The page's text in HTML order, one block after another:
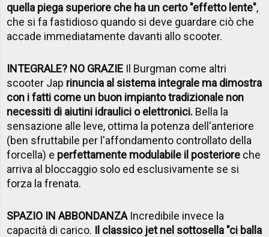
quella piega superiore che ha un certo "effetto lente",
che si fa fastidioso quando si deve guardare ciò che
accade immediatamente davanti allo scooter.
INTEGRALE? NO GRAZIE Il Burgman come altri
scooter Jap rinuncia al sistema integrale ma dimostra
con i fatti come un buon impianto tradizionale non
necessiti di aiutini idraulici o elettronici. Bella la
sensazione alle leve, ottima la potenza dell'anteriore
(ben sfruttabile per l'affondamento controllato della
forcella) e perfettamente modulabile il posteriore che
arriva al bloccaggio solo ed esclusivamente se si
forza la frenata.
SPAZIO IN ABBONDANZAIncredibile invece la
capacità di carico. Il classico jet nel sottosella "ci balla